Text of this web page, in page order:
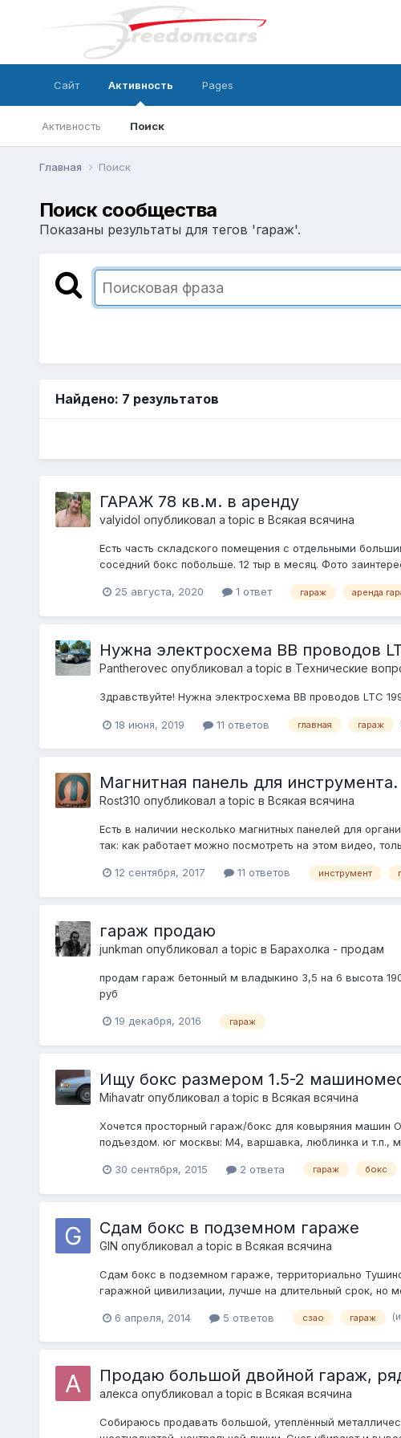
Сайт Активность
Активность Поиск
Pages
Главная Поиск
Поиск сообщества
Показаны результаты для тегов 'гараж'.
Найдено: 7 результатов
ГАРАЖ 78 кв.м. в аренду
valyidol опубликовал a topic в Всякая всячина
Есть часть складского помещения с отдельными
соседний бокс побольше. 12 тыр в месяц. Фото
25 августа, 2020 1 ответ гараж аренда
Нужна электросхема ВВ проводов
Pantherovec опубликовал a topic в Технические
Здравствуйте! Нужна электросхема ВВ проводов LTC
18 июня, 2019 11 ответов главная гараж
Магнитная панель для инструмента.
Rost310 опубликовал a topic в Всякая всячина
Есть в наличии несколько магнитных панелей для
так: как работает можно посмотреть на этом видео,
12 сентября, 2017 11 ответов инструмент
гараж продаю
junkman опубликовал a topic в Барахолка - продам
продам гараж бетонный м владыкино 3,5 на 6 высота
руб
19 декабря, 2016 гараж
Ищу бокс размером 1.5-2
Mihavatrопубликовал a topic в Всякая всячина
Хочется просторный гараж/бокс для ковыряния машин
подъездом. юг москвы: М4, варшавка, люблинка и т.п.,
30 сентября, 2015 2 ответа гараж бокс
Сдам бокс в подземном гараже
GIN опубликовал a topic в Всякая всячина
Сдам бокс в подземном гараже, территориально
гаражной цивилизации, лучше на длительный срок, но
6 апреля, 2014 5 ответов сзао гараж
Продаю большой двойной гараж,
алекса опубликовал a topic в Всякая всячина
Собираюсь продавать большой, утеплённый